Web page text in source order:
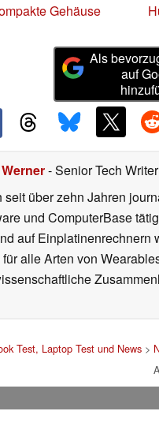
Gehäuse
Als
auf
- Senior Tech Writer
seit über zehn Jahren
und ComputerBase
auf Einplatinenrechnern
für alle Arten von
Test, Laptop Test und News>